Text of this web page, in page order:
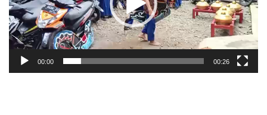
00:00 00:26